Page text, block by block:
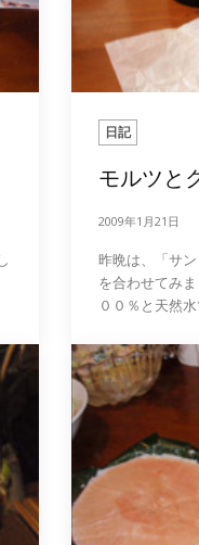
日記
モルツと
2009年1月21日
昨晩は、「サ
を合わせてみました。 モルツは皆さん
００％と天然